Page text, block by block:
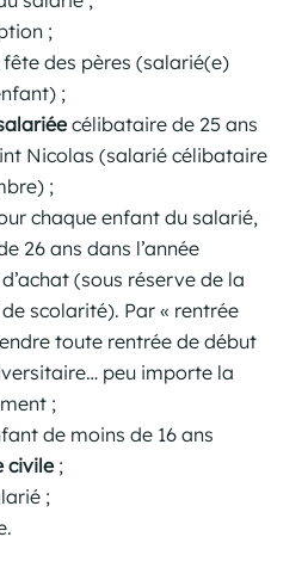
;
des pères (salarié(e)
;
célibataire de 25 ans
Nicolas (salarié célibataire
;
chaque enfant du salarié,
26 ans dans l’année
(sous réserve de la
scolarité). Par « rentrée
toute rentrée de début
peu importe la
;
de moins de 16 ans
civile;
;